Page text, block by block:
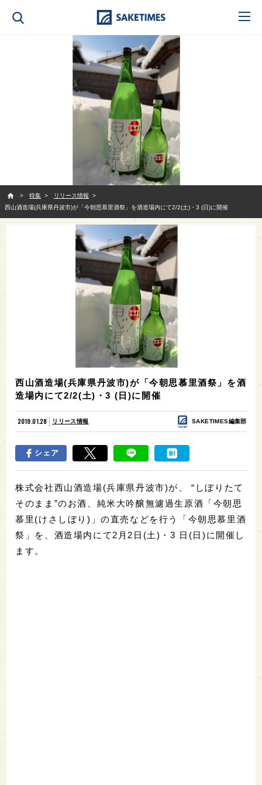
特集
リリース情報
西山酒造場(兵庫県丹波市)が「今朝思慕里酒祭」を酒造場内にて2/2(土)・3 (日)に開催
西山酒造場(兵庫県丹波市)が「今朝思慕里酒祭」を酒
造場内にて2/2(土)・3 (日)に開催
2019.01.28 リリース情報 SAKETIMES編集部
シェア
株式会社西山酒造場(兵庫県丹波市)が、 “しぼりたて
そのまま”のお酒、純米大吟醸無濾過生原酒「今朝思
慕里(けさしぼり)」の直売などを行う「今朝思慕里酒
祭」を、酒造場内にて2月2日(土)・3 日(日)に開催し
ます。